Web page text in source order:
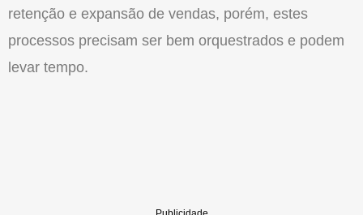
retenção e expansão de vendas, porém, estes
processos precisam ser bem orquestrados e podem
levar tempo.